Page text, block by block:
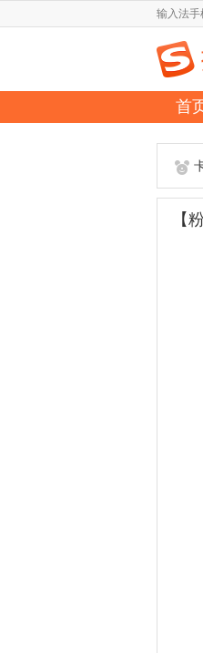
输入法手
首
【